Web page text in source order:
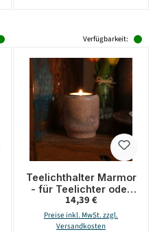
Verfügbarkeit:
Teelichthalter Marmor
- für Teelichter oder
LED Teelichter - H:
7cm - D: 6cm - rosa
Regulärer Preis:
14,39 €
Preise inkl. MwSt. zzgl.
Versandkosten